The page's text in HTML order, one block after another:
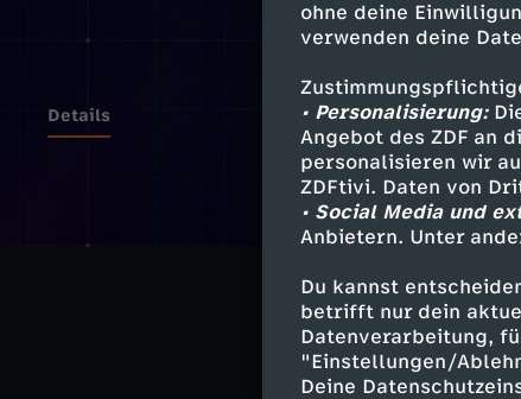
ohne deine
verwenden deine
• Personalisierung:
Angebot des ZDF an
personalisieren wir
ZDFtivi. Daten von
• Social Media und
Anbietern. Unter
Du kannst
betrifft nur dein
Datenverarbeitung,
"Einstellungen/
Deine
Details
Ähnliche
Politik
frontal